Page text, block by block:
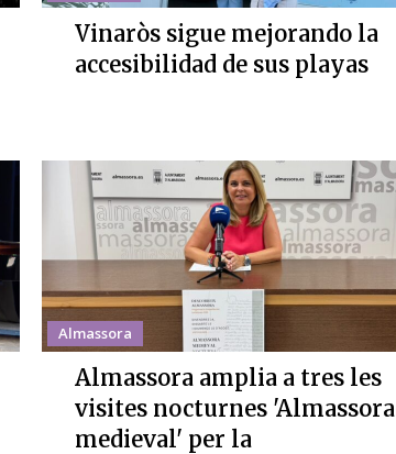
Vinaròs sigue mejorando la
accesibilidad de sus playas
Almassora
Almassora amplia a tres les
visites nocturnes 'Almassora
medieval' per la